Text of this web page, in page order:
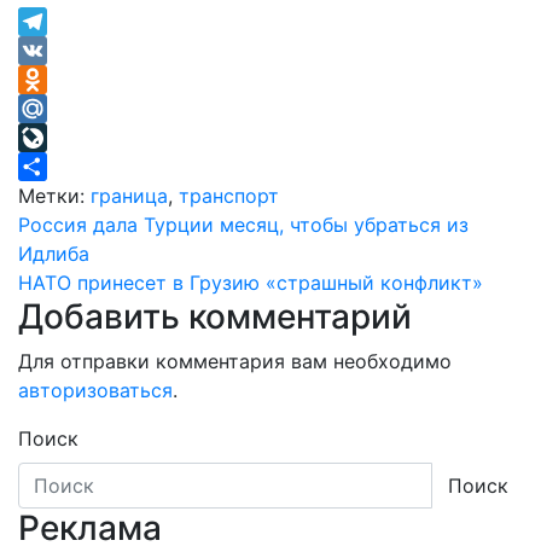
Telegram
VK
Odnoklassniki
Mail.Ru
LiveJournal
Отправить
Метки: граница, транспорт
Навигация
по
записям
Россия дала Турции месяц, чтобы убраться из
Идлиба
НАТО принесет в Грузию «страшный конфликт»
Добавить комментарий
Для отправки комментария вам необходимо
авторизоваться.
Поиск
Поиск
Реклама